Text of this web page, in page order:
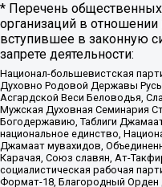
* Перечень
организаций в
вступившее в законную
запрете деятельности:
Национал-большевистская
Духовно Родовой Державы
Асгардской Веси Беловодья,
Мужская Духовная Семинария
Богодержавию, Таблиги
национальное единство,
Джамаат мувахидов,
Карачая, Союз славян, Ат-
социалистическая рабочая
Формат-18, Благородный Орден